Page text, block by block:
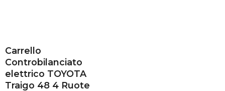
Carrello
Controbilanciato
elettrico TOYOTA
Traigo 48 4 Ruote